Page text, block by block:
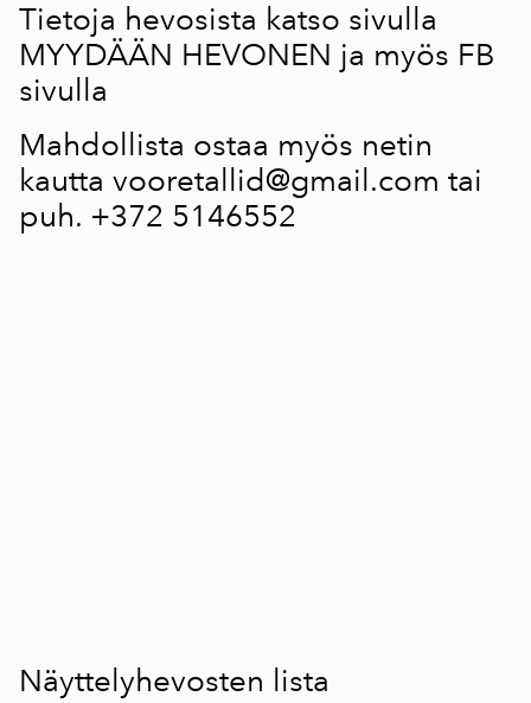
Tietoja hevosista katso sivulla
MYYDÄÄN HEVONEN ja myös FB
sivulla
Mahdollista ostaa myös netin
kautta vooretallid@gmail.com tai
puh. +372 5146552
Näyttelyhevosten lista